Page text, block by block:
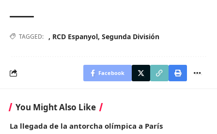
TAGGED: , RCD Espanyol, Segunda División
Facebook
You Might Also Like
La llegada de la antorcha olímpica a París